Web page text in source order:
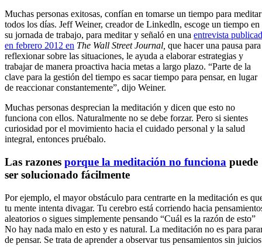
Muchas personas exitosas, confían en tomarse un tiempo para meditar
todos los días. Jeff Weiner, creador de Linkedln, escoge un tiempo en
su jornada de trabajo, para meditar y señaló en una entrevista
en febrero 2012 en The Wall Street Journal, que hacer una pausa para
reflexionar sobre las situaciones, le ayuda a elaborar estrategias y
trabajar de manera proactiva hacia metas a largo plazo. “Parte de la
clave para la gestión del tiempo es sacar tiempo para pensar, en lugar
de reaccionar constantemente”, dijo Weiner.
Muchas personas desprecian la meditación y dicen que esto no
funciona con ellos. Naturalmente no se debe forzar. Pero si sientes
curiosidad por el movimiento hacia el cuidado personal y la salud
integral, entonces pruébalo.
Las razones porque la meditación no funciona puede
ser solucionado fácilmente
Por ejemplo, el mayor obstáculo para centrarte en la meditación es
tu mente intenta divagar. Tu cerebro está corriendo hacia
aleatorios o sigues simplemente pensando “Cuál es la razón de esto”
No hay nada malo en esto y es natural. La meditación no es para
de pensar. Se trata de aprender a observar tus pensamientos sin juicios